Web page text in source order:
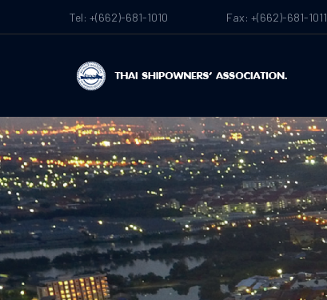
Tel: +(662)-681-1010 Fax: +(662)-681-1011